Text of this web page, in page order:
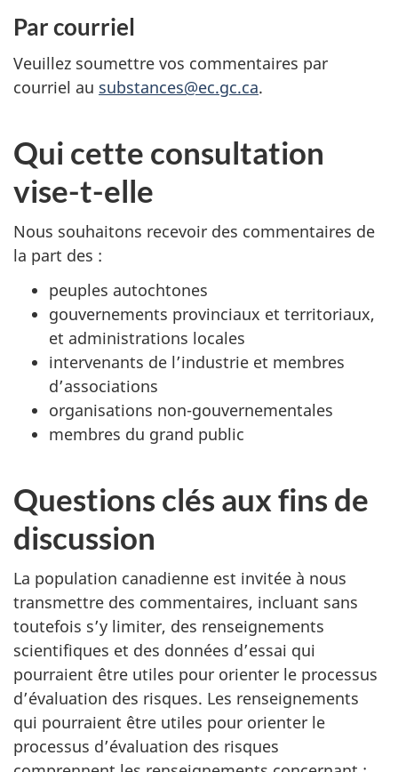
Par courriel
Veuillez soumettre vos commentaires par
courriel au substances@ec.gc.ca.
Qui cette consultation
vise-t-elle
Nous souhaitons recevoir des commentaires de
la part des :
peuples autochtones
gouvernements provinciaux et territoriaux,
et administrations locales
intervenants de l’industrie et membres
d’associations
organisations non-gouvernementales
membres du grand public
Questions clés aux fins de
discussion
La population canadienne est invitée à nous
transmettre des commentaires, incluant sans
toutefois s’y limiter, des renseignements
scientifiques et des données d’essai qui
pourraient être utiles pour orienter le processus
d’évaluation des risques. Les renseignements
qui pourraient être utiles pour orienter le
processus d’évaluation des risques